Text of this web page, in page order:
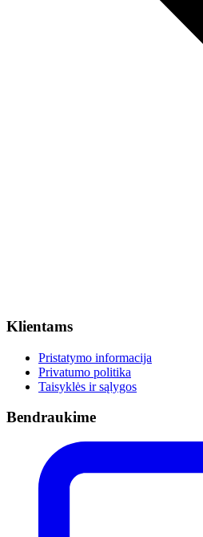
Klientams
Pristatymo informacija
Privatumo politika
Taisyklės ir sąlygos
Bendraukime